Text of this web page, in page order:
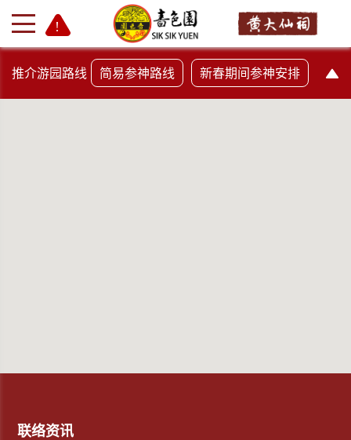
推介游园路线 简易参神路线 新春期间参神安排
联络资讯